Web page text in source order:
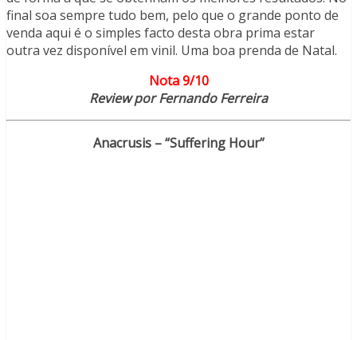
final soa sempre tudo bem, pelo que o grande ponto de
venda aqui é o simples facto desta obra prima estar
outra vez disponível em vinil. Uma boa prenda de Natal.
Nota 9/10
Review por Fernando Ferreira
Anacrusis – “Suffering Hour”